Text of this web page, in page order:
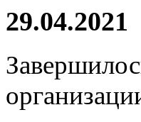
29.04.2021